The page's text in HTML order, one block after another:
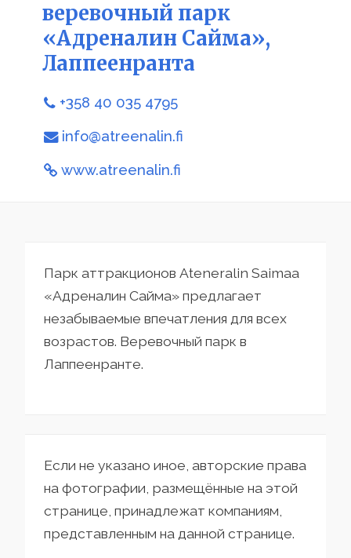
веревочный парк
«Адреналин Сайма»,
Лаппеенранта
+358 40 035 4795
info@atreenalin.fi
www.atreenalin.fi
Парк аттракционов Ateneralin Saimaa
«Адреналин Сайма» предлагает
незабываемые впечатления для всех
возрастов. Веревочный парк в
Лаппеенранте.
Если не указано иное, авторские права
на фотографии, размещённые на этой
странице, принадлежат компаниям,
представленным на данной странице.